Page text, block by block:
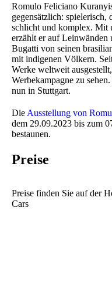
Romulo Feliciano
gegensätzlich: spielerisch,
schlicht und komplex. Mit
erzählt er auf
Bugatti von seinen
mit indigenen Völkern.
Werke weltweit
Werbekampagne zu
nun in Stuttgart.
Die Ausstellung von
dem 29.09.2023 bis zum
bestaunen.
Preise
Preise finden Sie auf der
Cars